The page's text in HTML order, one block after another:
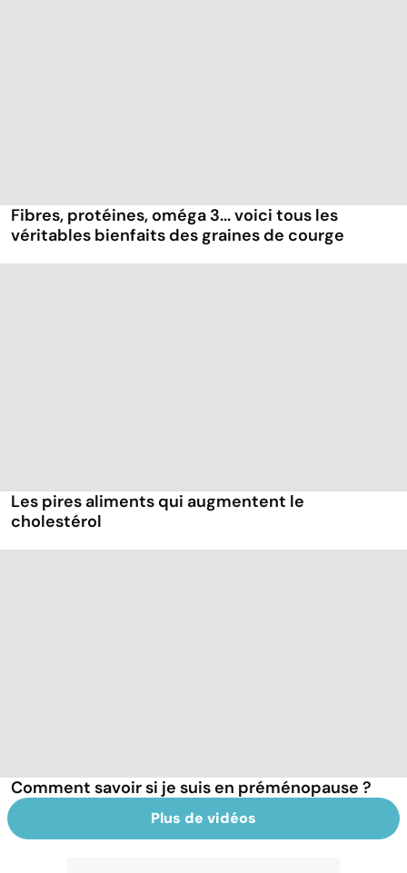
Fibres, protéines, oméga 3... voici tous les
véritables bienfaits des graines de courge
Les pires aliments qui augmentent le
cholestérol
Comment savoir si je suis en préménopause ?
Plus de vidéos